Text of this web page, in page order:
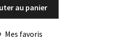
au panier
Mes favoris